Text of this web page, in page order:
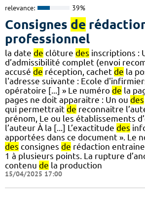
relevance: 39%
Consignes de
professionnel
la date de clôture des inscriptions :
d’admissibilité complet (envoi
accusé de réception, cachet de la
l'adresse suivante : Ecole
opératoire [...] » Le numéro de la
pages ne doit apparaitre : Un ou des
qui permettrait de reconnaitre
prénom, Le ou les établissements
l’auteur À la [...] L’exactitude des
apportées dans ce document ». Le
des consignes de rédaction
1 à plusieurs points. La rupture
contenu de la production
15/04/2025 17:00